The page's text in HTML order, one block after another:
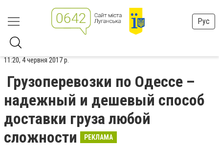
Рус
11:20, 4 червня 2017 р.
Грузоперевозки по Одессе –
надежный и дешевый способ
доставки груза любой
сложности
РЕКЛАМА